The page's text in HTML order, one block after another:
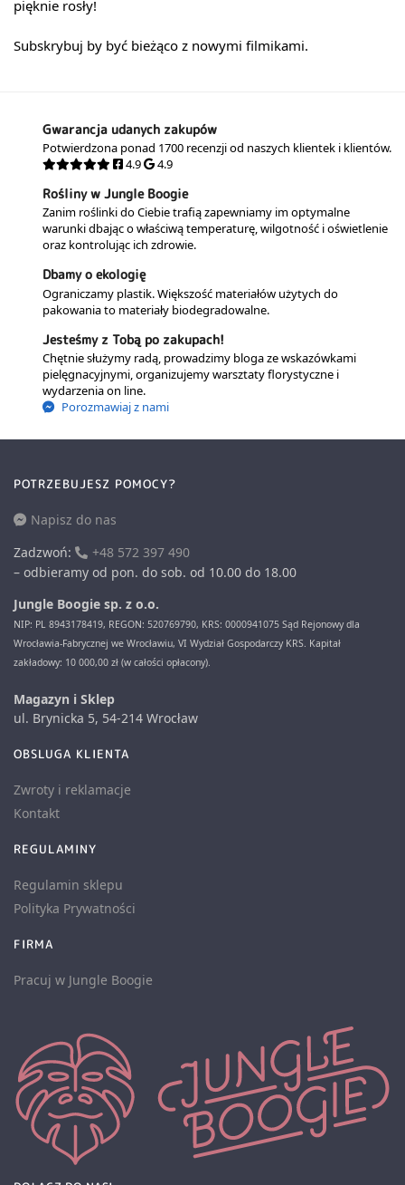
pięknie rosły!
Subskrybuj by być bieżąco z nowymi filmikami.
Gwarancja udanych zakupów
Potwierdzona ponad 1700 recenzji od naszych klientek i klientów.
4.9
4.9
Rośliny w Jungle Boogie
Zanim roślinki do Ciebie trafią zapewniamy im optymalne
warunki dbając o właściwą temperaturę, wilgotność i oświetlenie
oraz kontrolując ich zdrowie.
Dbamy o ekologię
Ograniczamy plastik. Większość materiałów użytych do
pakowania to materiały biodegradowalne.
Jesteśmy z Tobą po zakupach!
Chętnie służymy radą, prowadzimy bloga ze wskazówkami
pielęgnacyjnymi, organizujemy warsztaty florystyczne i
wydarzenia on line.
Porozmawiaj z nami
POTRZEBUJESZ POMOCY?
Napisz do nas
Zadzwoń:
+48 572 397 490
– odbieramy od pon. do sob. od 10.00 do 18.00
Jungle Boogie sp. z o.o.
NIP: PL 8943178419, REGON: 520769790, KRS: 0000941075 Sąd Rejonowy dla
Wrocławia-Fabrycznej we Wrocławiu, VI Wydział Gospodarczy KRS. Kapitał
zakładowy: 10 000,00 zł (w całości opłacony).
Magazyn i Sklep
ul. Brynicka 5, 54-214 Wrocław
OBSLUGA KLIENTA
Zwroty i reklamacje
Kontakt
REGULAMINY
Regulamin sklepu
Polityka Prywatności
FIRMA
Pracuj w Jungle Boogie